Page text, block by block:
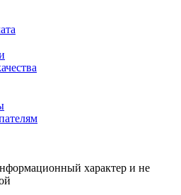
характер и не